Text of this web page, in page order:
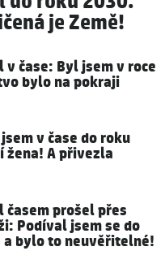
je Země!
v čase: Byl jsem v roce
bylo na pokraji
v čase do roku
žena! A přivezla
časem prošel přes
Podíval jsem se do
a bylo to neuvěřitelné!